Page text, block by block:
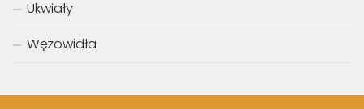
Ukwiały
Wężowidła